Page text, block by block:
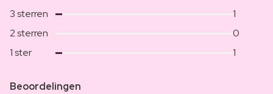
3 sterren
1
2 sterren
0
1 ster
1
Beoordelingen